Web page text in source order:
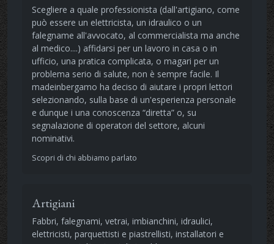
Scegliere a quale professionista (dall'artigiano, come
può essere un elettricista, un idraulico o un
falegname all'avvocato, al commercialista ma anche
al medico....) affidarsi per un lavoro in casa o in
ufficio, una pratica complicata, o magari per un
problema serio di salute, non è sempre facile. Il
madeinbergamo ha deciso di aiutare i propri lettori
selezionando, sulla base di un'esperienza personale
e dunque i una conoscenza “diretta” o, su
segnalazione di operatori del settore, alcuni
nominativi.
Scopri di chi abbiamo parlato
Artigiani
Fabbri, falegnami, vetrai, imbianchini, idraulici,
elettricisti, parquettisti e piastrellisti, installatori e